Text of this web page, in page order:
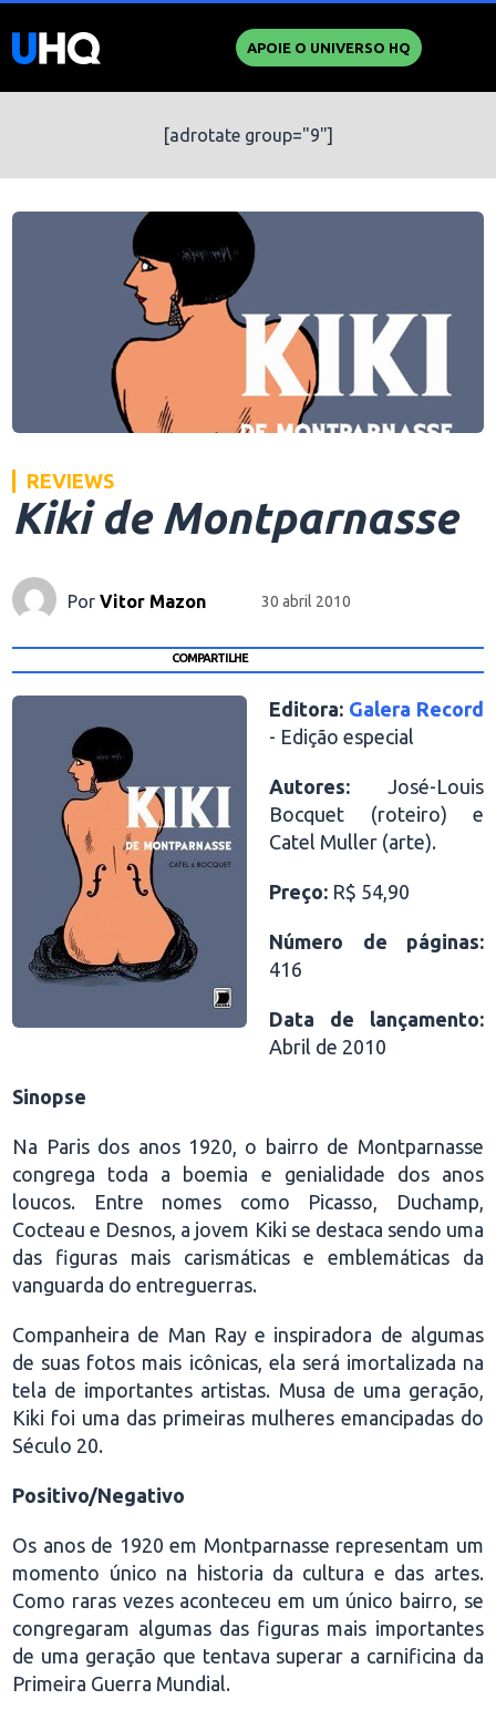
APOIE O UNIVERSO HQ
[adrotate group="9"]
REVIEWS
Kiki de Montparnasse
PorVitor Mazon 30 abril 2010
COMPARTILHE
Editora: Galera Record
- Edição especial
Autores: José-Louis
Bocquet (roteiro) e
Catel Muller (arte).
Preço: R$ 54,90
Número de páginas:
416
Data de lançamento:
Abril de 2010
Sinopse
Na Paris dos anos 1920, o bairro de Montparnasse
congrega toda a boemia e genialidade dos anos
loucos. Entre nomes como Picasso, Duchamp,
Cocteau e Desnos, a jovem Kiki se destaca sendo uma
das figuras mais carismáticas e emblemáticas da
vanguarda do entreguerras.
Companheira de Man Ray e inspiradora de algumas
de suas fotos mais icônicas, ela será imortalizada na
tela de importantes artistas. Musa de uma geração,
Kiki foi uma das primeiras mulheres emancipadas do
Século 20.
Positivo/Negativo
Os anos de 1920 em Montparnasse representam um
momento único na historia da cultura e das artes.
Como raras vezes aconteceu em um único bairro, se
congregaram algumas das figuras mais importantes
de uma geração que tentava superar a carnificina da
Primeira Guerra Mundial.